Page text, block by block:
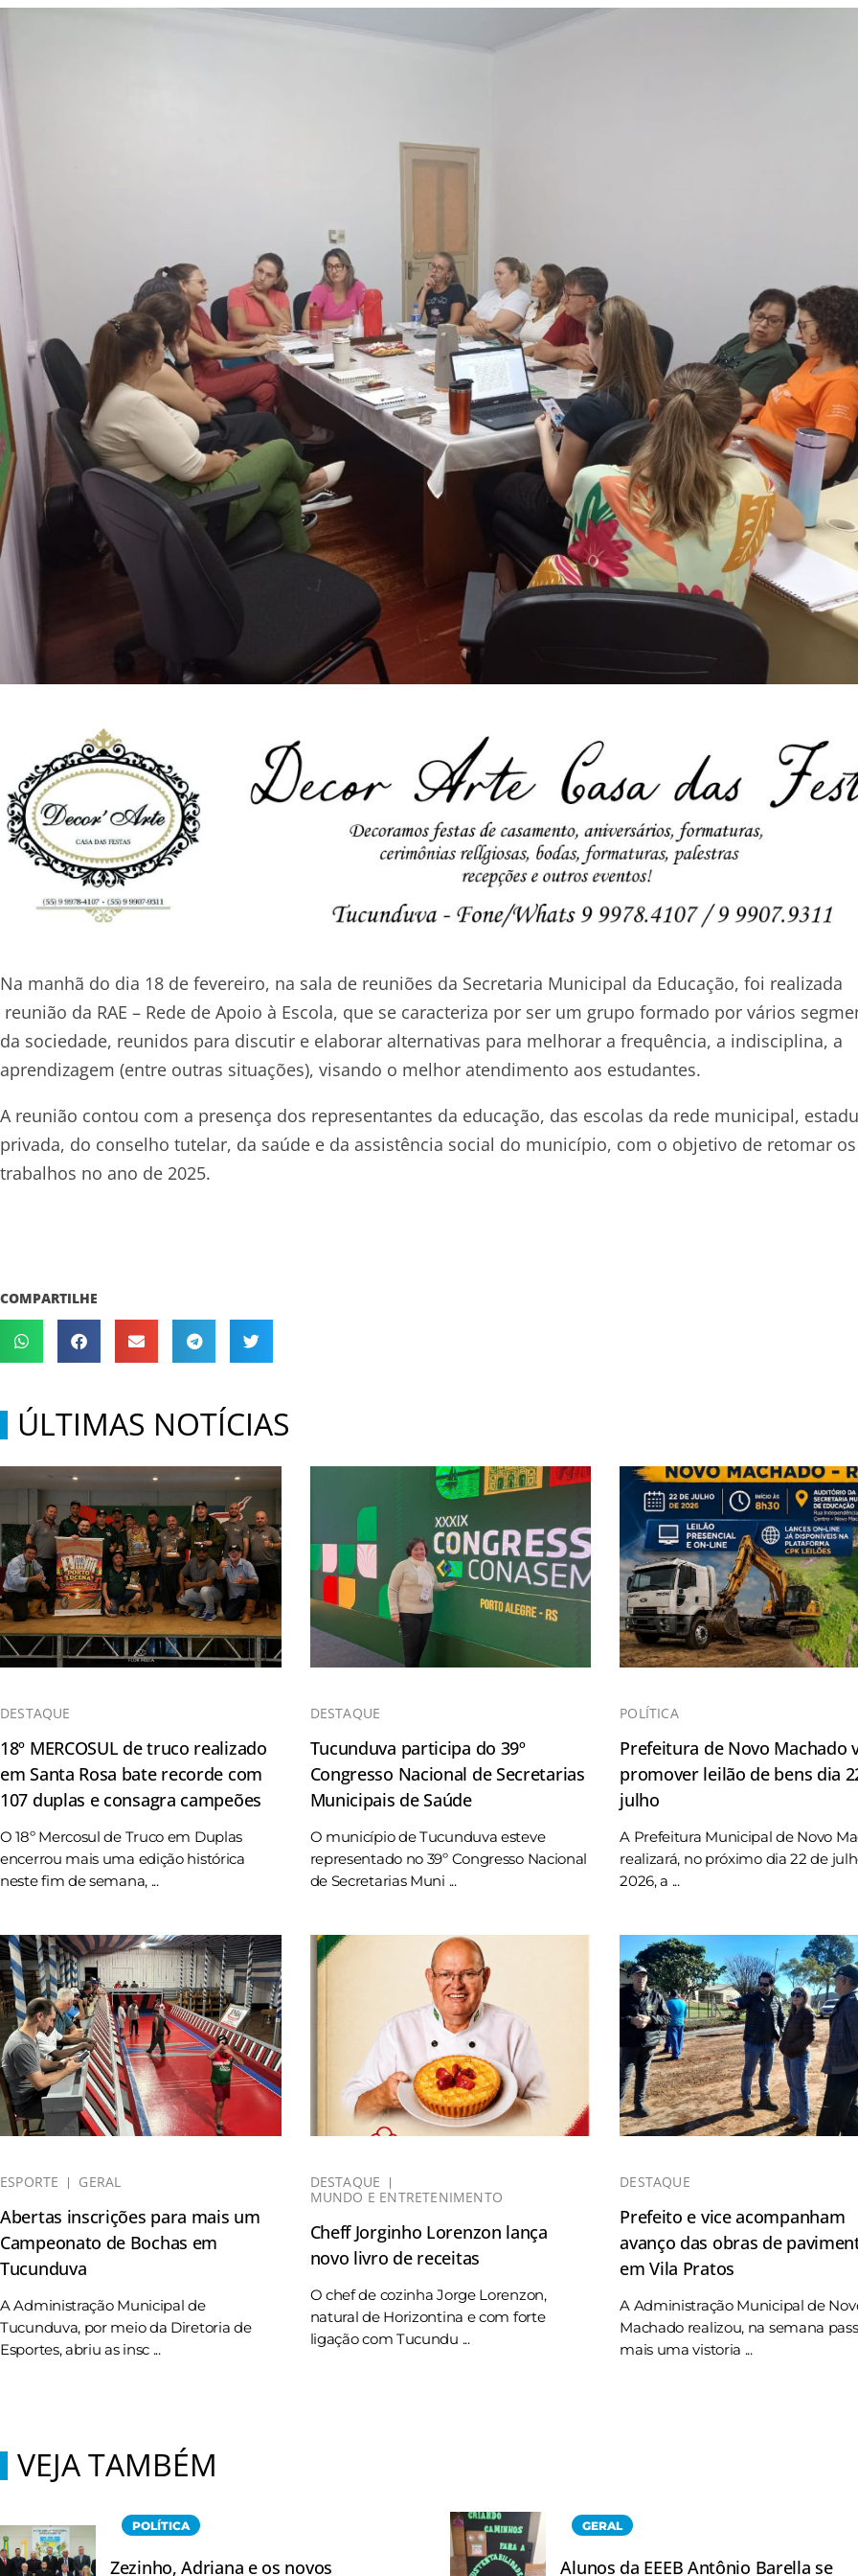
Na manhã do dia 18 de fevereiro, na sala de reuniões da Secretaria Municipal da Educação, foi realizada
reunião da RAE – Rede de Apoio à Escola, que se caracteriza por ser um grupo formado por vários
da sociedade, reunidos para discutir e elaborar alternativas para melhorar a frequência, a indisciplina, a
aprendizagem (entre outras situações), visando o melhor atendimento aos estudantes.
A reunião contou com a presença dos representantes da educação, das escolas da rede municipal,
privada, do conselho tutelar, da saúde e da assistência social do município, com o objetivo de retomar os
trabalhos no ano de 2025.
COMPARTILHE
ÚLTIMAS NOTÍCIAS
DESTAQUE
18º MERCOSUL de truco realizado
em Santa Rosa bate recorde com
107 duplas e consagra campeões
O 18º Mercosul de Truco em Duplas
encerrou mais uma edição histórica
neste fim de semana, ...
DESTAQUE
Tucunduva participa do 39º
Congresso Nacional de Secretarias
Municipais de Saúde
O município de Tucunduva esteve
representado no 39º Congresso Nacional
de Secretarias Muni ...
POLÍTICA
Prefeitura de Novo Machado
promover leilão de bens dia
julho
A Prefeitura Municipal de Novo
realizará, no próximo dia 22 de
2026, a ...
ESPORTE GERAL
Abertas inscrições para mais um
Campeonato de Bochas em
Tucunduva
A Administração Municipal de
Tucunduva, por meio da Diretoria de
Esportes, abriu as insc ...
DESTAQUE
MUNDO E ENTRETENIMENTO
Cheff Jorginho Lorenzon lança
novo livro de receitas
O chef de cozinha Jorge Lorenzon,
natural de Horizontina e com forte
ligação com Tucundu ...
DESTAQUE
Prefeito e vice acompanham
avanço das obras de
em Vila Pratos
A Administração Municipal de
Machado realizou, na semana
mais uma vistoria ...
VEJA TAMBÉM
POLÍTICA
Zezinho, Adriana e os novos
GERAL
Alunos da EEEB Antônio Barella se